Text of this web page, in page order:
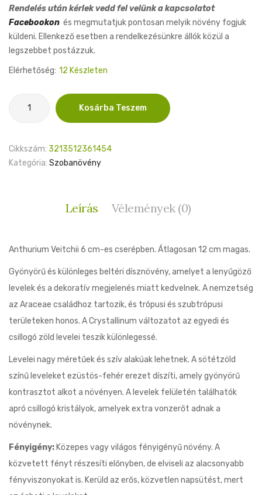
Rendelés után kérlek vedd fel velünk a kapcsolatot
Facebookon és megmutatjuk pontosan melyik növény fogjuk
küldeni. Ellenkező esetben a rendelkezésünkre állók közül a
legszebbet postázzuk.
Elérhetőség: 12 Készleten
Kosárba Teszem
Cikkszám: 3213512361454
Kategória: Szobanövény
Leírás Vélemények (0)
Anthurium Veitchii 6 cm-es cserépben. Átlagosan 12 cm magas.
Gyönyörű és különleges beltéri dísznövény, amelyet a lenyűgöző
levelek és a dekoratív megjelenés miatt kedvelnek. A nemzetség
az Araceae családhoz tartozik, és trópusi és szubtrópusi
területeken honos. A Crystallinum változatot az egyedi és
csillogó zöld levelei teszik különlegessé.
Levelei nagy méretűek és szív alakúak lehetnek. A sötétzöld
színű leveleket ezüstös-fehér erezet díszíti, amely gyönyörű
kontrasztot alkot a növényen. A levelek felületén találhatók
apró csillogó kristályok, amelyek extra vonzerőt adnak a
növénynek.
Fényigény: Közepes vagy világos fényigényű növény. A
közvetett fényt részesíti előnyben, de elviseli az alacsonyabb
fényviszonyokat is. Kerüld az erős, közvetlen napsütést, mert